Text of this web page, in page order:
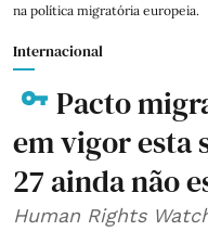
na política migratória europeia.
Internacional
Pacto
em vigor esta
27 ainda não
Human Rights